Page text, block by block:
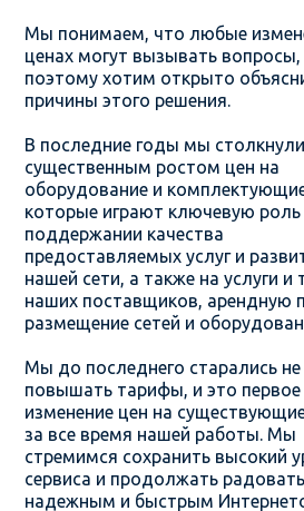
Мы понимаем, что любые
ценах могут вызывать вопросы,
поэтому хотим открыто
причины этого решения.
В последние годы мы
существенным ростом цен на
оборудование и
которые играют ключевую роль
поддержании качества
предоставляемых услуг и
нашей сети, а также на услуги и
наших поставщиков, арендную
размещение сетей и
Мы до последнего старались не
повышать тарифы, и это первое
изменение цен на
за все время нашей работы. Мы
стремимся сохранить высокий
сервиса и продолжать
надежным и быстрым